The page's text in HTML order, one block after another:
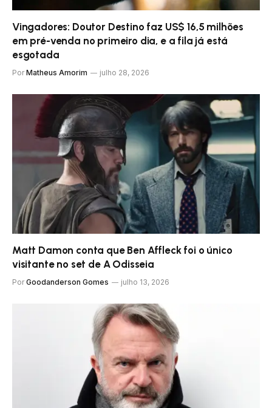
Vingadores: Doutor Destino faz US$ 16,5 milhões
em pré-venda no primeiro dia, e a fila já está
esgotada
Por Matheus Amorim julho 28, 2026
Matt Damon conta que Ben Affleck foi o único
visitante no set de A Odisseia
Por Goodanderson Gomes julho 13, 2026